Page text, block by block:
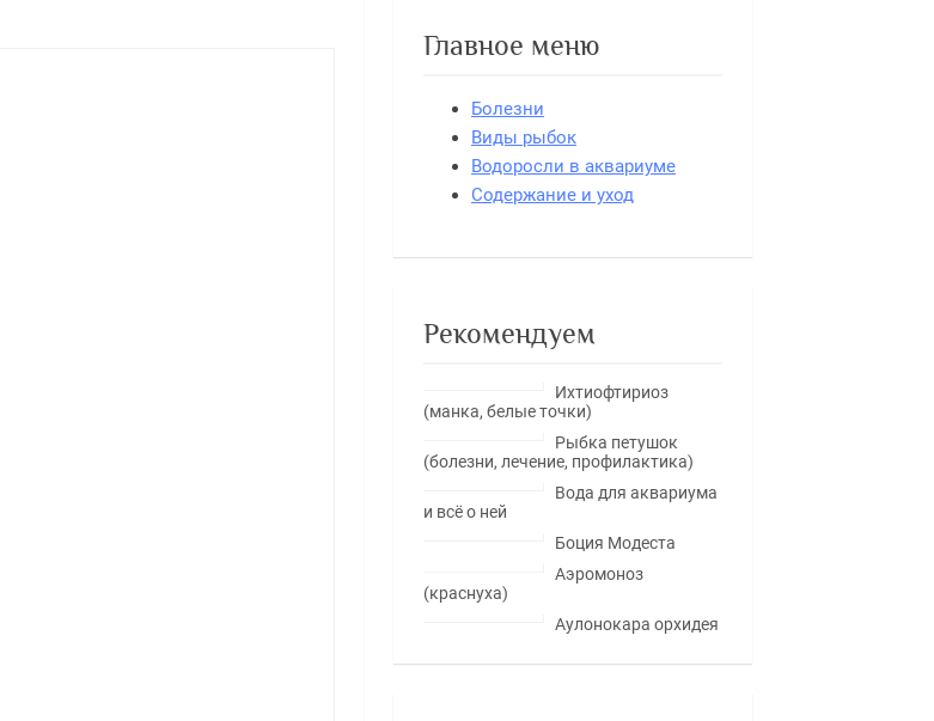
Главное меню
Болезни
Виды рыбок
Водоросли в аквариуме
Содержание и уход
Рекомендуем
Ихтиофтириоз
(манка, белые точки)
Рыбка петушок
(болезни, лечение, профилактика)
Вода для аквариума
и всё о ней
Боция Модеста
Аэромоноз
(краснуха)
Аулонокара орхидея